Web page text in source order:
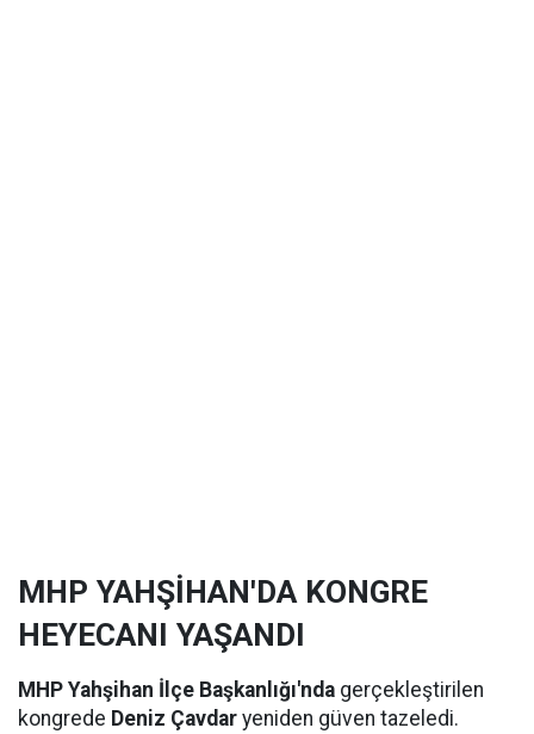
MHP YAHŞİHAN'DA KONGRE
HEYECANI YAŞANDI
MHP Yahşihan İlçe Başkanlığı'nda gerçekleştirilen
kongrede Deniz Çavdar yeniden güven tazeledi.